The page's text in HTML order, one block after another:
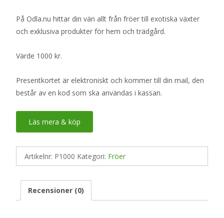
På Odla.nu hittar din vän allt från fröer till exotiska växter
och exklusiva produkter för hem och trädgård.
Värde 1000 kr.
Presentkortet är elektroniskt och kommer till din mail, den
består av en kod som ska användas i kassan.
Läs mera & köp
Artikelnr: P1000 Kategori: Fröer
Recensioner (0)